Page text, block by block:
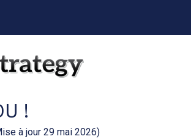
!
à jour 29 mai 2026)